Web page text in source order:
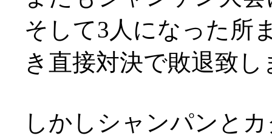
そして3人になった所
き直接対決で敗退致し
しかしシャンパンと